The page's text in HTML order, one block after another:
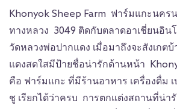
Khonyok Sheep Farm ฟาร์มแกะนค
ทางหลวง 3049 ติดกับตลาดอาเชี่ยนอิน
วัดหลวงพ่อปากแดง เมื่อมาถึงจะสังเกต
แดงสดใสมีป้ายชื่อน่ารักด้านหน้า
คือ ฟาร์มแกะ ที่มีร้านอาหาร เครื่องดื่ม
ชู เรียกได้ว่าครบ การตกแต่งสถานที่น่า